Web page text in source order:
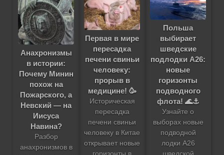
Анахронизмы
в истории:
Почему Минин
похож на
Пожарского, а
Невский — на
Иисуса
Навина?
Разбор
анахронизмов в
Первая в мире
пересадка
печени свиньи
человеку:
прорыв в
медицине! 🥳
Историческая
пересадка
печени свиньи
человеку в Китае
открывает новые
Польша
выбирает
шведские
подлодки A26:
новые
горизонты
подводного
флота! 🌊⚓️
Узнайте о
выборах новые
подводной
лодки A26